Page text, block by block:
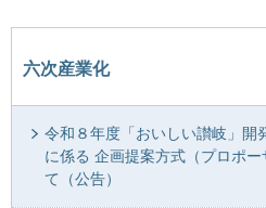
六次産業化
令和８年度「おいしい讃岐」開
に係る 企画提案方式（プロポ
て（公告）